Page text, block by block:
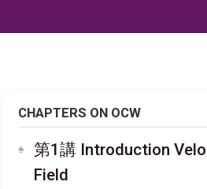
CHAPTERS ON OCW
第1講 Introduction
Field